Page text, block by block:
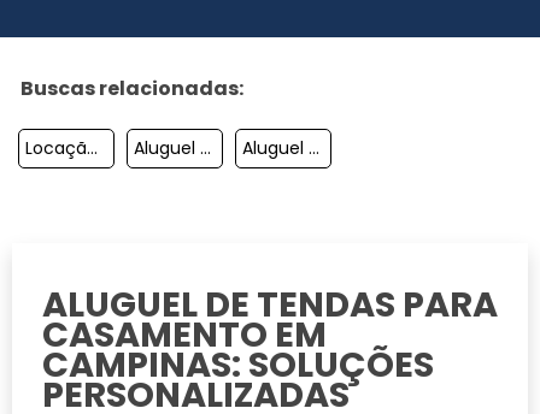
Buscas relacionadas:
Locação De Tenda Chapéu De Bruxa Aluguel De Tendas Em Indaiatuba Aluguel De Tendas Campinas Preço
ALUGUEL DE TENDAS PARA
CASAMENTO EM
CAMPINAS: SOLUÇÕES
PERSONALIZADAS